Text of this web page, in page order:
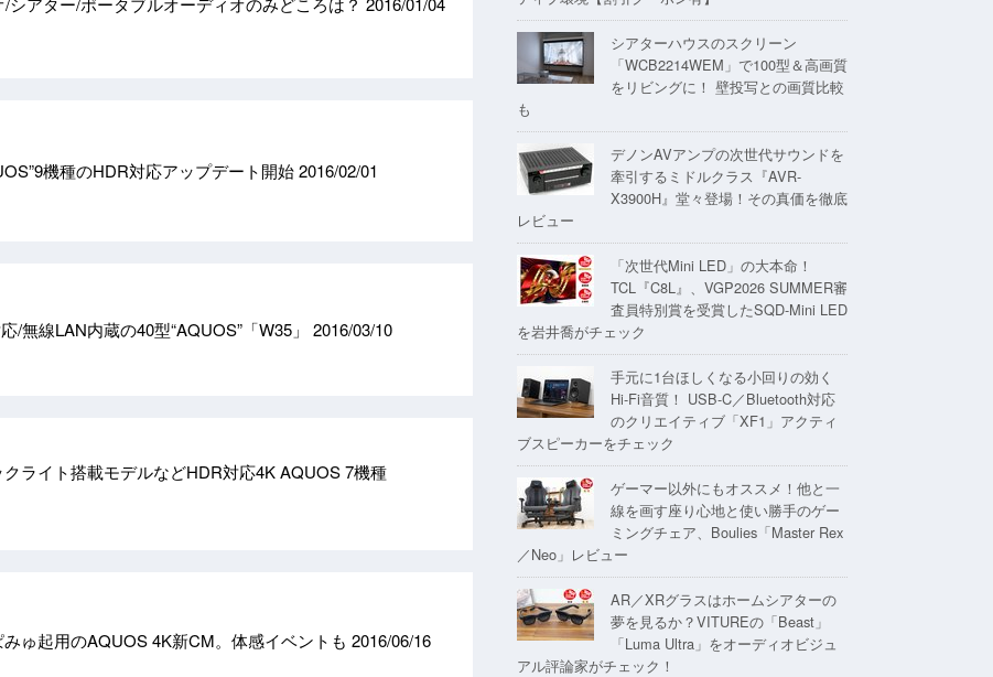
機種のHDR対応アップデート開始2016/02/01
/無線LAN内蔵の40型“AQUOS”「W35」 2016/03/10
ライト搭載モデルなどHDR対応4K AQUOS 7機種
ゅ起用のAQUOS 4K新CM。体感イベントも 2016/06/16
シアターハウスのスクリーン
「WCB2214WEM」で100型＆高画質
をリビングに！ 壁投写との画質比較
も
デノンAVアンプの次世代サウンドを
牽引するミドルクラス『AVR-
X3900H』堂々登場！その真価を徹底
レビュー
「次世代Mini LED」の大本命！
TCL『C8L』、VGP2026 SUMMER審
査員特別賞を受賞したSQD-Mini LED
を岩井喬がチェック
手元に1台ほしくなる小回りの効く
Hi-Fi音質！ USB-C／Bluetooth対応
のクリエイティブ「XF1」アクティ
ブスピーカーをチェック
ゲーマー以外にもオススメ！他と一
線を画す座り心地と使い勝手のゲー
ミングチェア、Boulies「Master Rex
／Neo」レビュー
AR／XRグラスはホームシアターの
夢を見るか？VITUREの「Beast」
「Luma Ultra」をオーディオビジュ
アル評論家がチェック！